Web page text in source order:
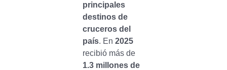
principales
destinos de
cruceros del
país. En 2025
recibió más de
1.3 millones de